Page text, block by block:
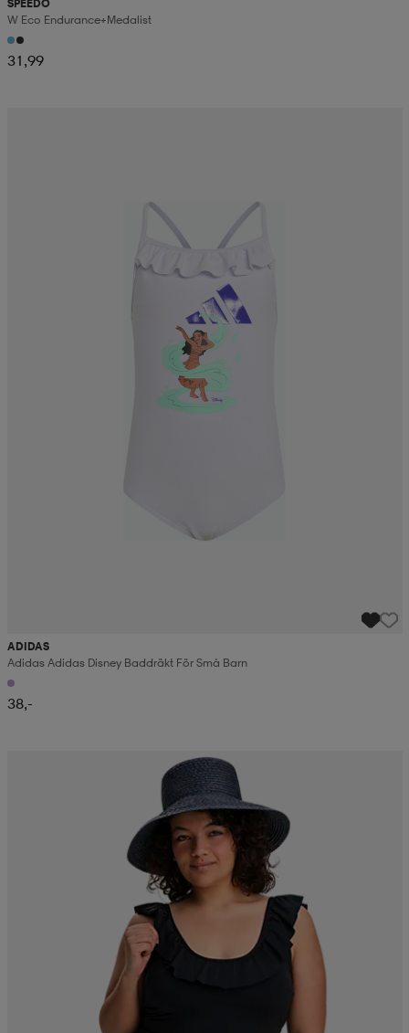
SPEEDO
W Eco Endurance+medalist
31,99
ADIDAS
Adidas Adidas Disney Baddräkt För Små Barn
38,-